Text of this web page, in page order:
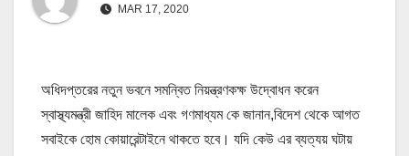
MAR 17, 2020
অধিদপ্তরের নতুন ভবনে সমন্বিত নিয়ন্ত্রণকক্ষ উদ্বোধন করেন
স্বাস্থ্যমন্ত্রী জাহিদ মালেক এবং গণমাধ্যম কে জানান,বিদেশ থেকে আগত
সবাইকে হোম কোয়ারেন্টাইনে থাকতে হবে। যদি কেউ এর ব্যত্যয় ঘটায়